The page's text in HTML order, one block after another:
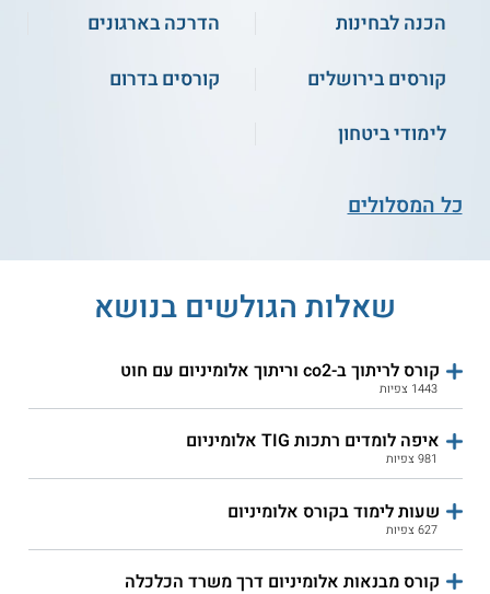
הכנה לבחינות
הדרכה בארגונים
קורסים בירושלים
קורסים בדרום
לימודי ביטחון
כל המסלולים
שאלות הגולשים בנושא
קורס לריתוך ב-co2 וריתוך אלומיניום עם חוט
1443 צפיות
איפה לומדים רתכות TIG אלומיניום
981 צפיות
שעות לימוד בקורס אלומיניום
627 צפיות
קורס מבנאות אלומיניום דרך משרד הכלכלה